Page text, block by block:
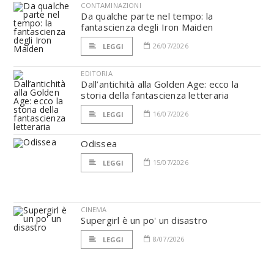
CONTAMINAZIONI
Da qualche parte nel tempo: la
fantascienza degli Iron Maiden
LEGGI 26/07/2026
EDITORIA
Dall’antichità alla Golden Age: ecco la
storia della fantascienza letteraria
LEGGI 16/07/2026
Odissea
LEGGI 15/07/2026
CINEMA
Supergirl è un po' un disastro
LEGGI 8/07/2026